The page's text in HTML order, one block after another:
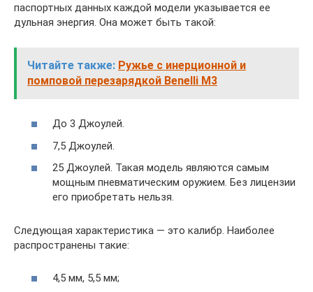
паспортных данных каждой модели указывается ее
дульная энергия. Она может быть такой:
Читайте также: Ружье с инерционной и
помповой перезарядкой Benelli M3
До 3 Джоулей.
7,5 Джоулей.
25 Джоулей. Такая модель являются самым
мощным пневматическим оружием. Без лицензии
его приобретать нельзя.
Следующая характеристика — это калибр. Наиболее
распространены такие:
4,5 мм, 5,5 мм;